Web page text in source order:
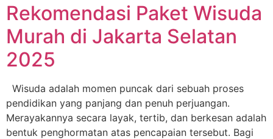
Rekomendasi Paket Wisuda
Murah di Jakarta Selatan
2025
Wisuda adalah momen puncak dari sebuah proses
pendidikan yang panjang dan penuh perjuangan.
Merayakannya secara layak, tertib, dan berkesan adalah
bentuk penghormatan atas pencapaian tersebut. Bagi